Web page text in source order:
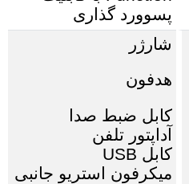
پسوورد گذاری
شارژر
هدفون
کابل ضبط صدا
آداپتور تلفن
کابل USB
میکرفون استریو جانبی